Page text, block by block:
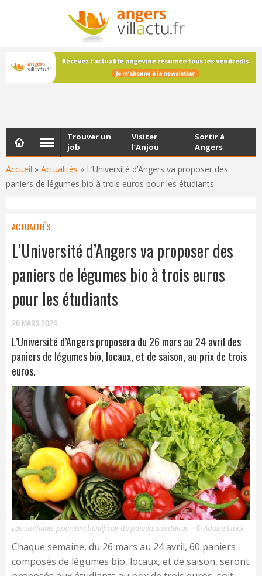
NEWSLETTER
Les dernières actualités d'Angers, chaque vendredi dans
votre boîte e-mail
Accueil » Actualités » L’Université d’Angers va proposer des
paniers de légumes bio à trois euros pour les étudiants
Trouver un
job
Visiter
l’Anjou
Sortir à
Angers
ACTUALITÉS
L’Université d’Angers va proposer des
paniers de légumes bio à trois euros
pour les étudiants
20 MARS 2024
L’Université d’Angers proposera du 26 mars au 24 avril des
paniers de légumes bio, locaux, et de saison, au prix de trois
euros.
Les étudiants pourront bénéficier de paniers solidaires – © Adobe Stock
Chaque semaine, du 26 mars au 24 avril, 60 paniers
composés de légumes bio, locaux, et de saison, seront